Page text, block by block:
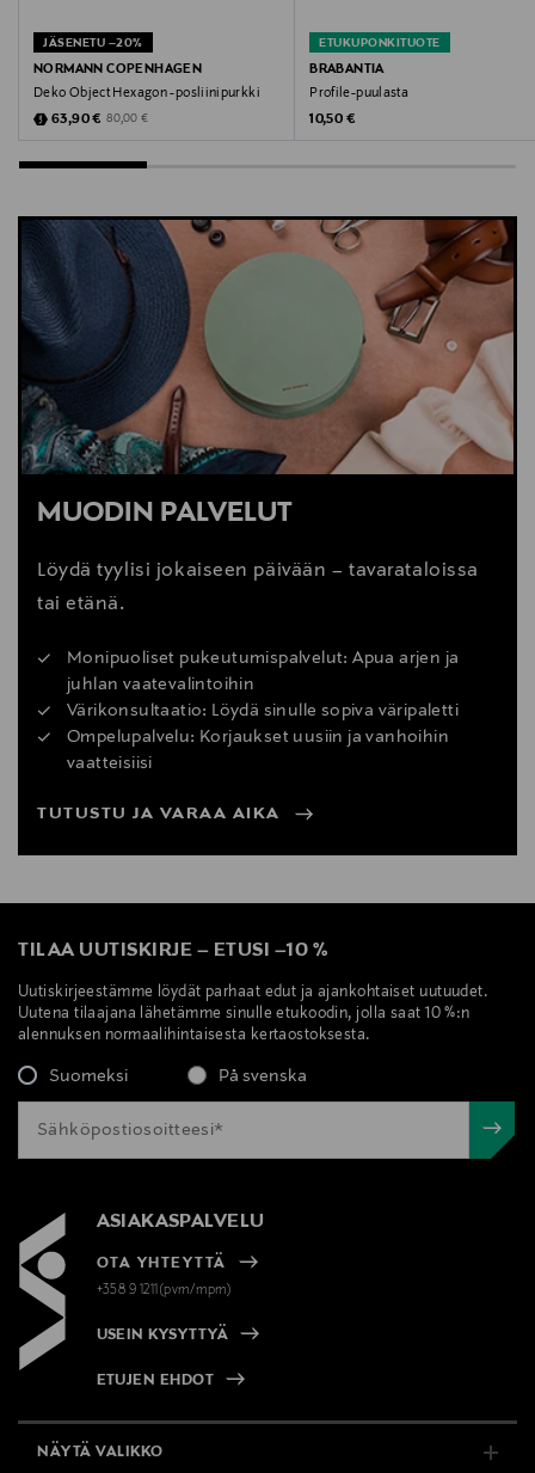
JÄSENETU –20%
NORMANN COPENHAGEN
Deko Object Hexagon -posliinipurkki
Discounted Price
63,90 € Original Price
80,00 €
ETUKUPONKITUOTE
BRABANTIA
Profile-puulasta
Original Price
10,50 €
MUODIN PALVELUT
Löydä tyylisi jokaiseen päivään – tavarataloissa
tai etänä.
Monipuoliset pukeutumispalvelut: Apua arjen ja
juhlan vaatevalintoihin
Värikonsultaatio: Löydä sinulle sopiva väripaletti
Ompelupalvelu: Korjaukset uusiin ja vanhoihin
vaatteisiisi
TUTUSTU JA VARAA AIKA
TILAA UUTISKIRJE – ETUSI –10 %
Uutiskirjeestämme löydät parhaat edut ja ajankohtaiset uutuudet.
Uutena tilaajana lähetämme sinulle etukoodin, jolla saat 10 %:n
alennuksen normaalihintaisesta kertaostoksesta.
Suomeksi På svenska
ASIAKASPALVELU
OTA YHTEYTTÄ
+358 9 1211(pvm/mpm)
USEIN KYSYTTYÄ
ETUJEN EHDOT
NÄYTÄ VALIKKO